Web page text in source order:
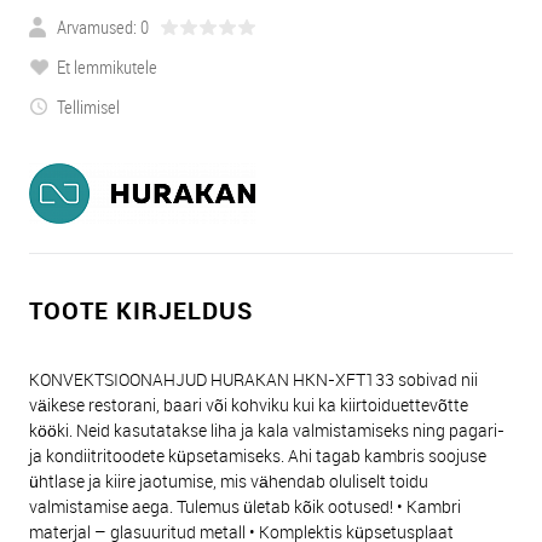
Arvamused: 0
Et lemmikutele
Tellimisel
TOOTE KIRJELDUS
KONVEKTSIOONAHJUD HURAKAN HKN-XFT133 sobivad nii
väikese restorani, baari või kohviku kui ka kiirtoiduettevõtte
kööki. Neid kasutatakse liha ja kala valmistamiseks ning pagari-
ja kondiitritoodete küpsetamiseks. Ahi tagab kambris soojuse
ühtlase ja kiire jaotumise, mis vähendab oluliselt toidu
valmistamise aega. Tulemus ületab kõik ootused! • Kambri
materjal – glasuuritud metall • Komplektis küpsetusplaat